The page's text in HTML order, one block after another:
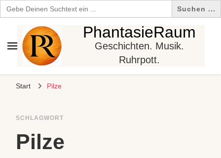
Search
for:
PhantasieRaum
Geschichten. Musik.
Ruhrpott.
Start Pilze
SCHLAGWORT
Pilze